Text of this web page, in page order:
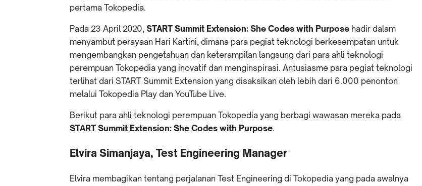
pertama Tokopedia.
Pada 23 April 2020, START Summit Extension: She Codes with Purpose hadir dalam
menyambut perayaan Hari Kartini, dimana para pegiat teknologi berkesempatan untuk
mengembangkan pengetahuan dan keterampilan langsung dari para ahli teknologi
perempuan Tokopedia yang inovatif dan menginspirasi. Antusiasme para pegiat teknologi
terlihat dari START Summit Extension yang disaksikan oleh lebih dari 6.000 penonton
melalui Tokopedia Play dan YouTube Live.
Berikut para ahli teknologi perempuan Tokopedia yang berbagi wawasan mereka pada
START Summit Extension: She Codes with Purpose.
Elvira Simanjaya, Test Engineering Manager
Elvira membagikan tentang perjalanan Test Engineering di Tokopedia yang pada awalnya